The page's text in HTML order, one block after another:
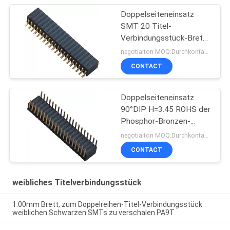
Doppelseiteneinsatz
SMT 20 Titel-
Verbindungsstück-Brett
Pin weibliches, zum von
H=3.45 zu verschalen
negotiaiton MOQ:Durchkontaktierung
CONTACT
Doppelseiteneinsatz
90°DIP H=3.45 ROHS der
Phosphor-Bronzen-
1.27mm weiblichen des
Titel-2x20
negotiaiton MOQ:Durchkontaktierung
CONTACT
weibliches Titelverbindungsstück
1.00mm Brett, zum Doppelreihen-Titel-Verbindungsstück
weiblichen Schwarzen SMTs zu verschalen PA9T